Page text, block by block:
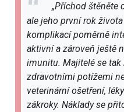
„Příchod štěněte
ale jeho první rok
komplikací poměrně
aktivní a zároveň ještě
imunitu. Majitelé se
zdravotními potížemi
veterinární ošetření,
zákroky. Náklady se